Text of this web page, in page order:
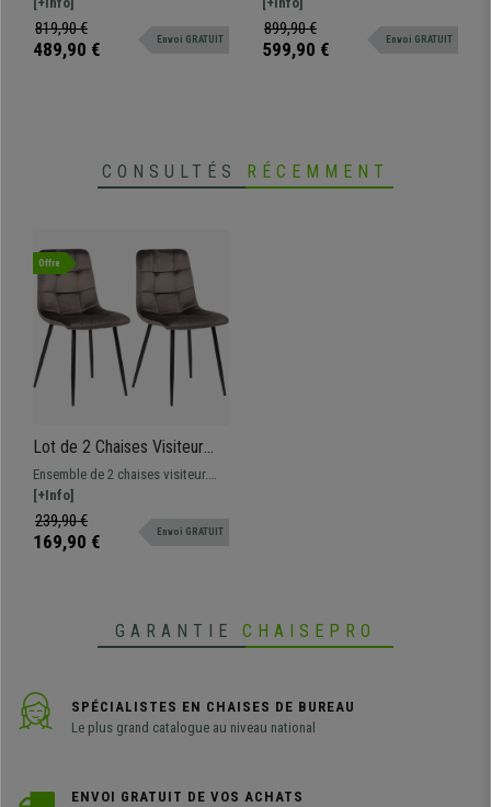
Bleu
design moderne, excellente
qualité, et confort optimal.
819,90 €
489,90 € Envoi GRATUIT
ajustable, support lombaire et
accoudoirs réglables en hauteur.
899,90 €
599,90 € Envoi GRATUIT
CONSULTÉS RÉCEMMENT
Offre
Lot de 2 Chaises Visiteur
RIAD, Structure Métallique
Robuste, Velours Gris
Ensemble de 2 chaises visiteur.
Chaque chaise revient à 84,95 €
Design moderne disponible en
plusieurs coloris.
[+Info]
239,90 €
169,90 € Envoi GRATUIT
GARANTIE CHAISEPRO
SPÉCIALISTES EN CHAISES DE BUREAU
Le plus grand catalogue au niveau national
ENVOI GRATUIT DE VOS ACHATS